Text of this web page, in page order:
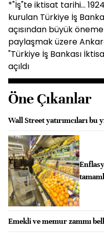
*"İş"te iktisat tarihi...
kurulan Türkiye İş
açısından büyük
paylaşmak üzere
"Türkiye İş Bankası
açıldı
Öne Çıkanlar
Wall Street yatırımcıları bu
Emekli ve memur zammı